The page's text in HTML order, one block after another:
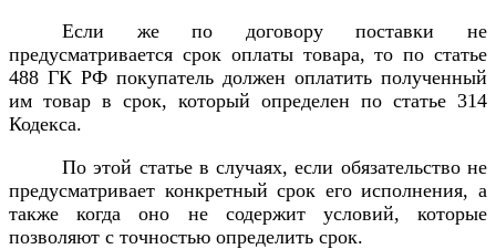
Если же по договору поставки не
предусматривается срок оплаты товара, то по статье
488 ГК РФ покупатель должен оплатить полученный
им товар в срок, который определен по статье 314
Кодекса.
По этой статье в случаях, если обязательство не
предусматривает конкретный срок его исполнения, а
также когда оно не содержит условий, которые
позволяют с точностью определить срок.